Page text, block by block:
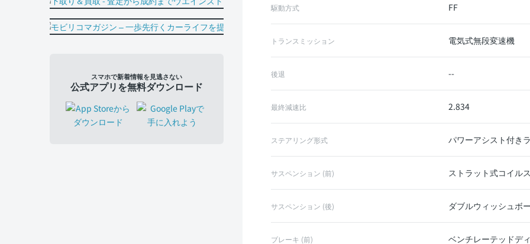
駆動方式 FF
トランスミッション 電気式無段変速機
後退 --
最終減速比 2.834
ステアリング形式 パワーアシスト付き
サスペンション (前) ストラット式コイル
サスペンション (後) ダブルウィッシュボ
ブレーキ (前) ベンチレーテッドデ
スマホで新着情報を見逃さない
公式アプリを無料ダウンロード